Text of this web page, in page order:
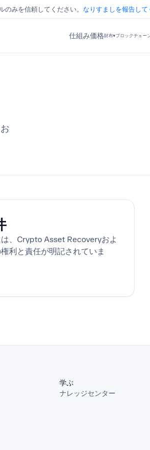
のみを信頼してください。 なりすましを報告して
仕組み価格財布▾ブロックチェー
、Crypto Asset Recoveryおよ
利と責任が明記されていま
学ぶ
ナレッジセンター